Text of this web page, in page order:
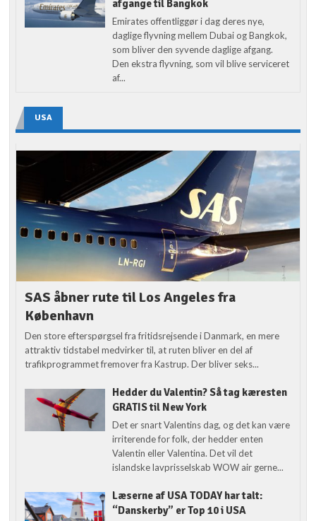
afgange til Bangkok
Emirates offentliggør i dag deres nye,
daglige flyvning mellem Dubai og Bangkok,
som bliver den syvende daglige afgang.
Den ekstra flyvning, som vil blive serviceret
af...
USA
SAS åbner rute til Los Angeles fra
København
Den store efterspørgsel fra fritidsrejsende i Danmark, en mere
attraktiv tidstabel medvirker til, at ruten bliver en del af
trafikprogrammet fremover fra Kastrup. Der bliver seks...
Hedder du Valentin? Så tag kæresten
GRATIS til New York
Det er snart Valentins dag, og det kan være
irriterende for folk, der hedder enten
Valentin eller Valentina. Det vil det
islandske lavprisselskab WOW air gerne...
Læserne af USA TODAY har talt:
“Danskerby” er Top 10 i USA